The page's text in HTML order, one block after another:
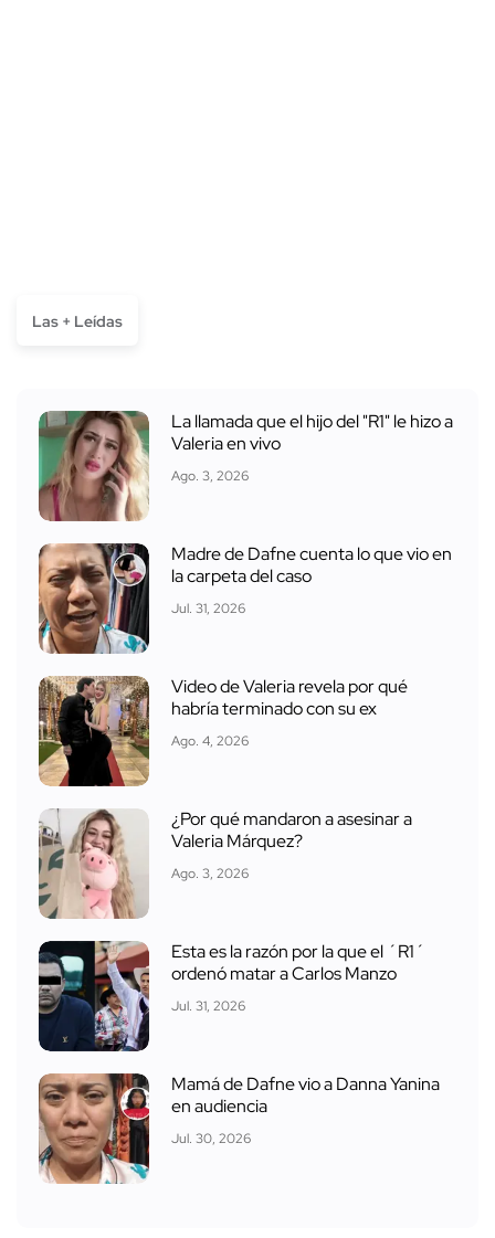
Las + Leídas
La llamada que el hijo del "R1" le hizo a
Valeria en vivo
Ago. 3, 2026
Madre de Dafne cuenta lo que vio en
la carpeta del caso
Jul. 31, 2026
Video de Valeria revela por qué
habría terminado con su ex
Ago. 4, 2026
¿Por qué mandaron a asesinar a
Valeria Márquez?
Ago. 3, 2026
Esta es la razón por la que el ´R1´
ordenó matar a Carlos Manzo
Jul. 31, 2026
Mamá de Dafne vio a Danna Yanina
en audiencia
Jul. 30, 2026